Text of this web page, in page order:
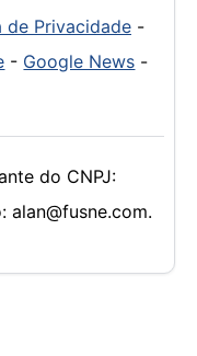
de Privacidade-
- Google News -
do CNPJ:
alan@fusne.com.